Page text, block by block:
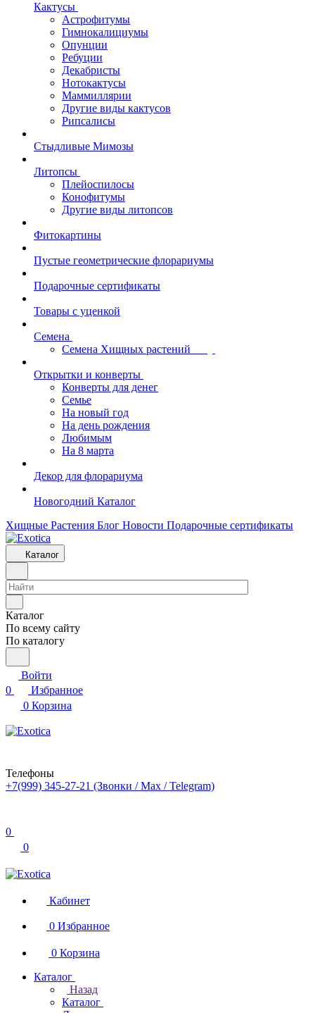
Кактусы
Астрофитумы
Гимнокалициумы
Опунции
Ребуции
Декабристы
Нотокактусы
Маммиллярии
Другие виды кактусов
Рипсалисы
Стыдливые Мимозы
Литопсы
Плейоспилосы
Конофитумы
Другие виды литопсов
Фитокартины
Пустые геометрические флорариумы
Подарочные сертификаты
Товары с уценкой
Семена
Семена Хищных растений
Открытки и конверты
Конверты для денег
Семье
На новый год
На день рождения
Любимым
На 8 марта
Декор для флорариума
Новогодний Каталог
Хищные Растения Блог Новости Подарочные сертификаты
Каталог
Каталог
По всему сайту
По каталогу
Войти
0
Избранное
0 Корзина
Телефоны
+7(999) 345-27-21 (Звонки / Max / Telegram)
0
0
Кабинет
0 Избранное
0 Корзина
Каталог
Назад
Каталог